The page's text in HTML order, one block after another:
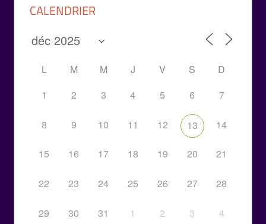
CALENDRIER
L M M J V S
D
1
2 3 4 5 6 7
8 9 10 11 12 13 14
15 16 17 18 19 20 21
22 23 24 25 26 27 28
29 30 31 1 2 3 4